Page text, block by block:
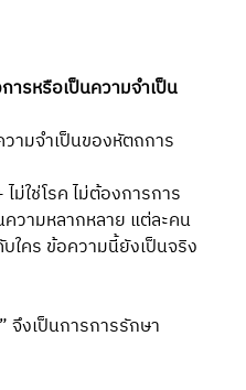
ารหรือเป็นความจำเป็น
วามจำเป็นของหัตถการ
ไม่ใช่โรค ไม่ต้องการการ
วามหลากหลาย แต่ละคน
ใคร ข้อความนี้ยังเป็นจริง
จึงเป็นการการรักษา